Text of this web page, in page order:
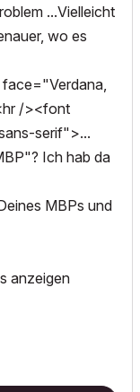
...Vielleicht
wo es
/><font
serif">...
Ich hab da
MBPs und
anzeigen